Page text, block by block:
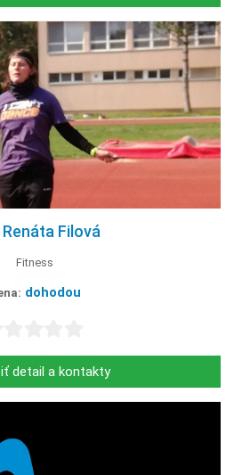
Renáta Filová
Fitness
dohodou
detail a kontakty